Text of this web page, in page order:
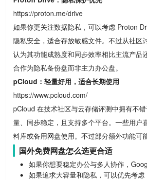
https://proton.me/drive
如果你更关注数据隐私，可以考虑 Proton
隐私安全，适合存放敏感文件。不过从社区
认为其功能成熟度和同步效率相比主流产品
合作为隐私备份盘而非主力办公盘。
pCloud：轻量好用，适合长期使用
https://www.pcloud.com/
pCloud 在技术社区与云存储评测中拥有不
量、同步稳定，且支持多个平台。一些用户
料库或备用网盘使用。不过部分额外功能可
国外免费网盘怎么选更合适
如果你想要稳定办公与多人协作，
如果追求大容量和隐私，可以优先考虑